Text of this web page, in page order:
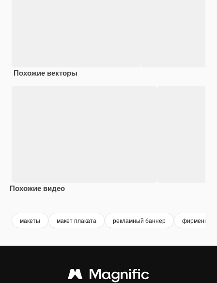
Похожие векторы
Похожие видео
макеты макет плаката рекламный баннер фирменный